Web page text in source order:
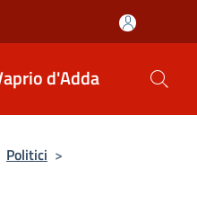
d'Adda
Politici >